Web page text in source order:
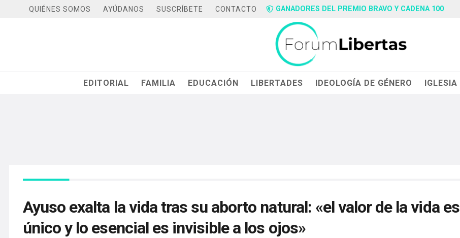
QUIÉNES SOMOS AYÚDANOS SUSCRÍBETE CONTACTO GANADORES DEL PREMIO BRAVO Y CADENA 100
EDITORIAL FAMILIA EDUCACIÓN LIBERTADES IDEOLOGÍA DE GÉNERO IGLESIA
Ayuso exalta la vida tras su aborto natural: «el valor de la vida es
único y lo esencial es invisible a los ojos»